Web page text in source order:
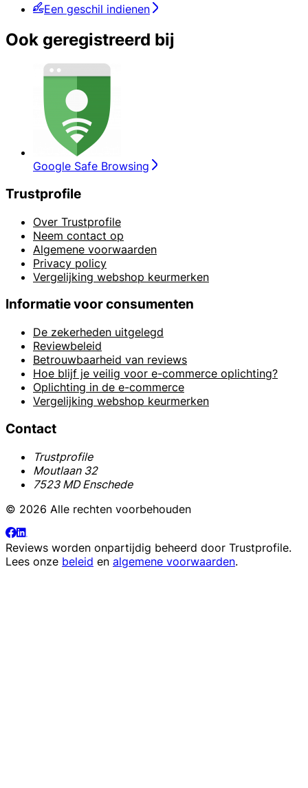
Een geschil indienen
Ook geregistreerd bij
Google Safe Browsing
Trustprofile
Over Trustprofile
Neem contact op
Algemene voorwaarden
Privacy policy
Vergelijking webshop keurmerken
Informatie voor consumenten
De zekerheden uitgelegd
Reviewbeleid
Betrouwbaarheid van reviews
Hoe blijf je veilig voor e-commerce oplichting?
Oplichting in de e-commerce
Vergelijking webshop keurmerken
Contact
Trustprofile
Moutlaan 32
7523 MD Enschede
© 2026 Alle rechten voorbehouden
Reviews worden onpartijdig beheerd door Trustprofile.
Lees onze beleid en algemene voorwaarden.